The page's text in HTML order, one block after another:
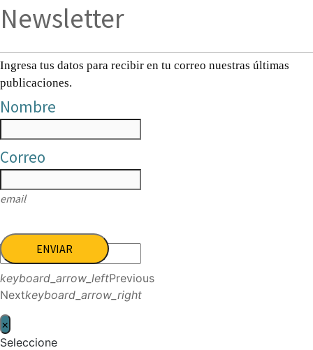
Newsletter
Ingresa tus datos para recibir en tu correo nuestras últimas
publicaciones.
Nombre
Correo
email
ENVIAR
keyboard_arrow_leftPrevious
Nextkeyboard_arrow_right
×
Seleccione